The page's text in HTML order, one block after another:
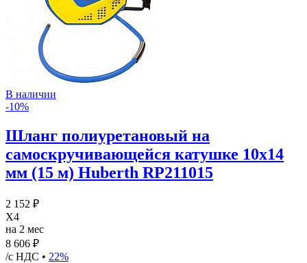
В наличии
-10%
Шланг полиуретановый на
самоскручивающейся катушке 10х14
мм (15 м) Huberth RP211015
2 152 ₽
X4
на 2 мес
8 606 ₽
/с НДС • 22%